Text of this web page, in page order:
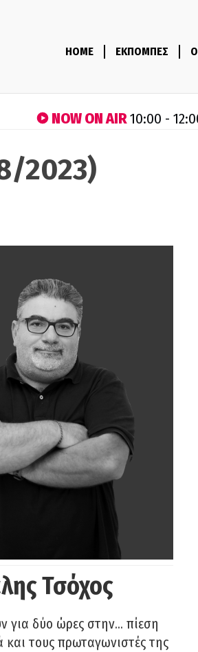
HOME ΕΚΠΟΜΠΕΣ
NOW ON AIR10:00 -
2023)
Τσόχος
για δύο ώρες στην… πίεση
τους πρωταγωνιστές της